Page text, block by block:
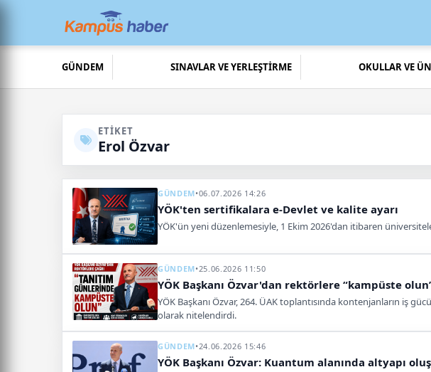
GÜNDEM SINAVLAR VE YERLEŞTİRME OKULLAR VE
ETIKET
Erol Özvar
GÜNDEM•06.07.2026 14:26
YÖK'ten sertifikalara e-Devlet ve kalite ayarı
YÖK'ün yeni düzenlemesiyle, 1 Ekim 2026'dan itibaren
GÜNDEM•25.06.2026 11:50
YÖK Başkanı Özvar'dan rektörlere “kampüste
YÖK Başkanı Özvar, 264. ÜAK toplantısında kontenjanların iş
olarak nitelendirdi.
GÜNDEM•24.06.2026 15:46
YÖK Başkanı Özvar: Kuantum alanında altyapı